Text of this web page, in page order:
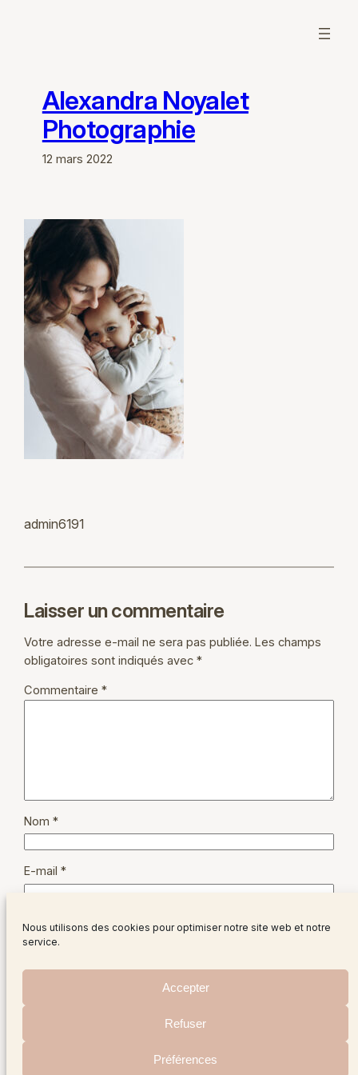
Nous utilisons des cookies pour optimiser notre site web et notre
service.
Accepter
Refuser
Préférences
Alexandra Noyalet
Photographie
12 mars 2022
admin6191
Laisser un commentaire
Votre adresse e-mail ne sera pas publiée. Les champs
obligatoires sont indiqués avec*
Commentaire*
Nom*
E-mail*
Site web